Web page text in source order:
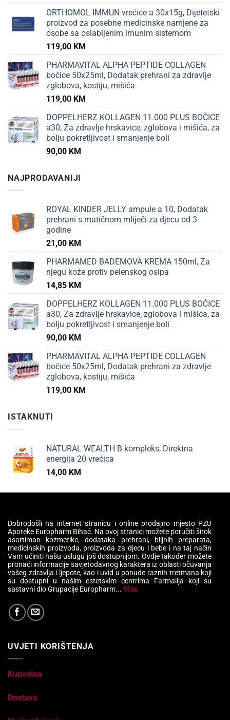
ORTHOMOL IMMUN vrećice a 30x15g, Dijetetski
proizvod za posebne medicinske namjene za
osobe sa oslabljenim imunim sistemom
119,00 KM
PHARMAVITAL ALPHA PEPTIDE COLLAGEN
bočice 50x25ml, Dodatak prehrani za zdravlje
zglobova, kostiju, mišića
119,00 KM
DOPPELHERZ KOLLAGEN 11.000 PLUS BOČICE
a30, Za zdravlje hrskavice, zglobova i mišića, za
bolju pokretljivost i smanjenje boli
90,00 KM
NAJPRODAVANIJI
ROYAL KINDER JELLY ampule a 10, Dodatak
prehrani s matičnom mliječi za djecu od 3
godine
21,00 KM
PHARMAMED BADEMOVA KREMA 150ml, Za
njegu kože protiv pelenskog osipa
14,85 KM
DOPPELHERZ KOLLAGEN 11.000 PLUS BOČICE
a30, Za zdravlje hrskavice, zglobova i mišića, za
bolju pokretljivost i smanjenje boli
90,00 KM
PHARMAVITAL ALPHA PEPTIDE COLLAGEN
bočice 50x25ml, Dodatak prehrani za zdravlje
zglobova, kostiju, mišića
119,00 KM
ISTAKNUTI
NATURAL WEALTH B kompleks, Direktna
energija 20 vrećica
14,00 KM
Dobrodošli na internet stranicu i online prodajno mjesto PZU
Apoteke Europharm Bihać. Na ovoj stranici možete poručiti širok
asortiman kozmetike, dodataka prehrani, biljnih preparata,
medicinskih proizvoda, proizvoda za djecu i bebe i na taj način
Vam učiniti našu uslugu još dostupnijom. Ovdje također možete
pronaći informacije savjetodavnog karaktera iz oblasti očuvanja
vašeg zdravlja i ljepote, kao i uvid u ponude raznih tretmana koji
su dostupni u našim estetskim centrima Farmalija koji su
sastavni dio Grupacije Europharm... Više
UVJETI KORIŠTENJA
Kupovina
Dostava